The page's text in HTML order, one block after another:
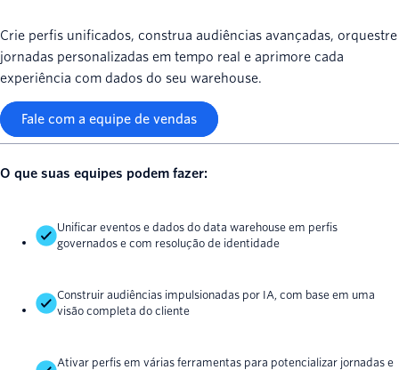
Crie perfis unificados, construa audiências avançadas, orquestre
jornadas personalizadas em tempo real e aprimore cada
experiência com dados do seu warehouse.
Fale com a equipe de vendas
O que suas equipes podem fazer:
Unificar eventos e dados do data warehouse em perfis
governados e com resolução de identidade
Construir audiências impulsionadas por IA, com base em uma
visão completa do cliente
Ativar perfis em várias ferramentas para potencializar jornadas e